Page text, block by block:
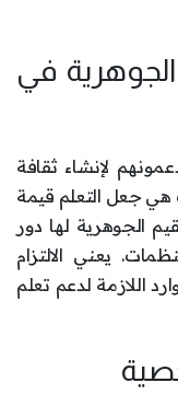
في
لإنشاء ثقافة
هي جعل التعلم قيمة
الجوهرية لها دور
يعني الالتزام
اللازمة لدعم تعلم